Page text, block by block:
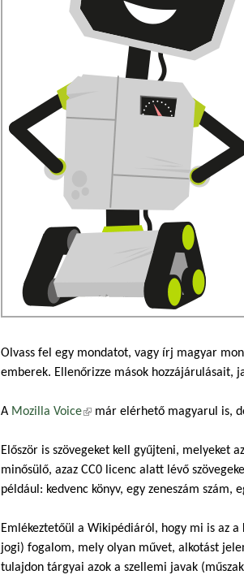
Olvass fel egy mondatot, vagy írj magyar
emberek. Ellenőrizze mások hozzájárulásait,
A Mozilla Voice(külső hivatkozás)
már elérhető magyarul is,
Először is szövegeket kell gyűjteni, melyeket
minősülő, azaz CC0 licenc alatt lévő
például: kedvenc könyv, egy zeneszám
Emlékeztetőül a Wikipédiáról, hogy mi is az a
jogi) fogalom, mely olyan művet, alkotást
tulajdon tárgyai azok a szellemi javak